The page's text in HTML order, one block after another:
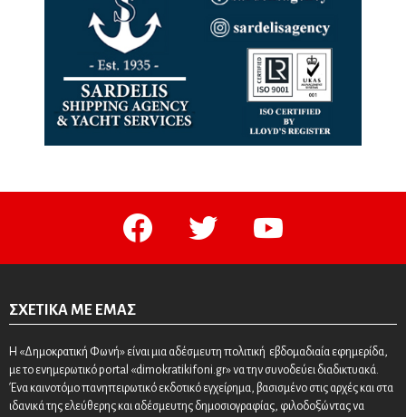
facebook twitter youtube
ΣΧΕΤΙΚΆ ΜΕ ΕΜΆΣ
Η «Δημοκρατική Φωνή» είναι μια αδέσμευτη πολιτική εβδομαδιαία εφημερίδα,
με το ενημερωτικό portal «dimokratikifoni.gr» να την συνοδεύει διαδικτυακά.
Ένα καινοτόμο πανηπειρωτικό εκδοτικό εγχείρημα, βασισμένο στις αρχές και στα
ιδανικά της ελεύθερης και αδέσμευτης δημοσιογραφίας, φιλοδοξώντας να